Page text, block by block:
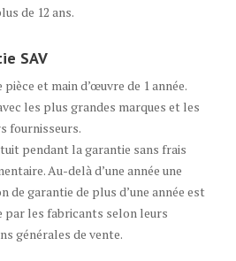
de 12 ans.
SAV
pièce et main d’œuvre de 1 année.
les plus grandes marques et les
fournisseurs.
pendant la garantie sans frais
Au-delà d’une année une
de garantie de plus d’une année est
par les fabricants selon leurs
générales de vente.